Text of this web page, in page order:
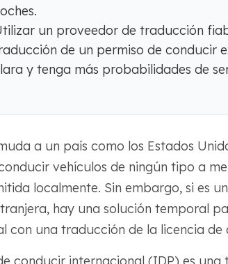
un proveedor de traducción
de un permiso de conducir
y tenga más probabilidades de
a un país como los Estados
vehículos de ningún tipo a
localmente. Sin embargo, si es
hay una solución temporal
con una traducción de la licencia de